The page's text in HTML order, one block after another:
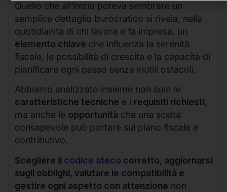
Quello che all’inizio poteva sembrare un
semplice dettaglio burocratico si rivela, nella
quotidianità di chi lavora e fa impresa, un
elemento chiave che influenza la serenità
fiscale, le possibilità di crescita e la capacità di
pianificare ogni passo senza inutili ostacoli.
Abbiamo analizzato insieme non solo le
caratteristiche tecniche e i requisiti richiesti,
ma anche le opportunità che una scelta
consapevole può portare sul piano fiscale e
contributivo.
Scegliere il codice ateco corretto, aggiornarsi
sugli obblighi, valutare le compatibilità e
gestire ogni aspetto con attenzione non